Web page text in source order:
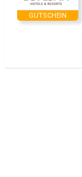
GUTSCHEIN